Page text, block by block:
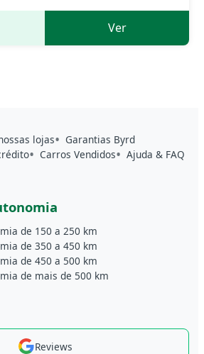
Ver
lojas
Garantias Byrd
Carros Vendidos
Ajuda & FAQ
de 150 a 250 km
de 350 a 450 km
de 450 a 500 km
de mais de 500 km
Reviews